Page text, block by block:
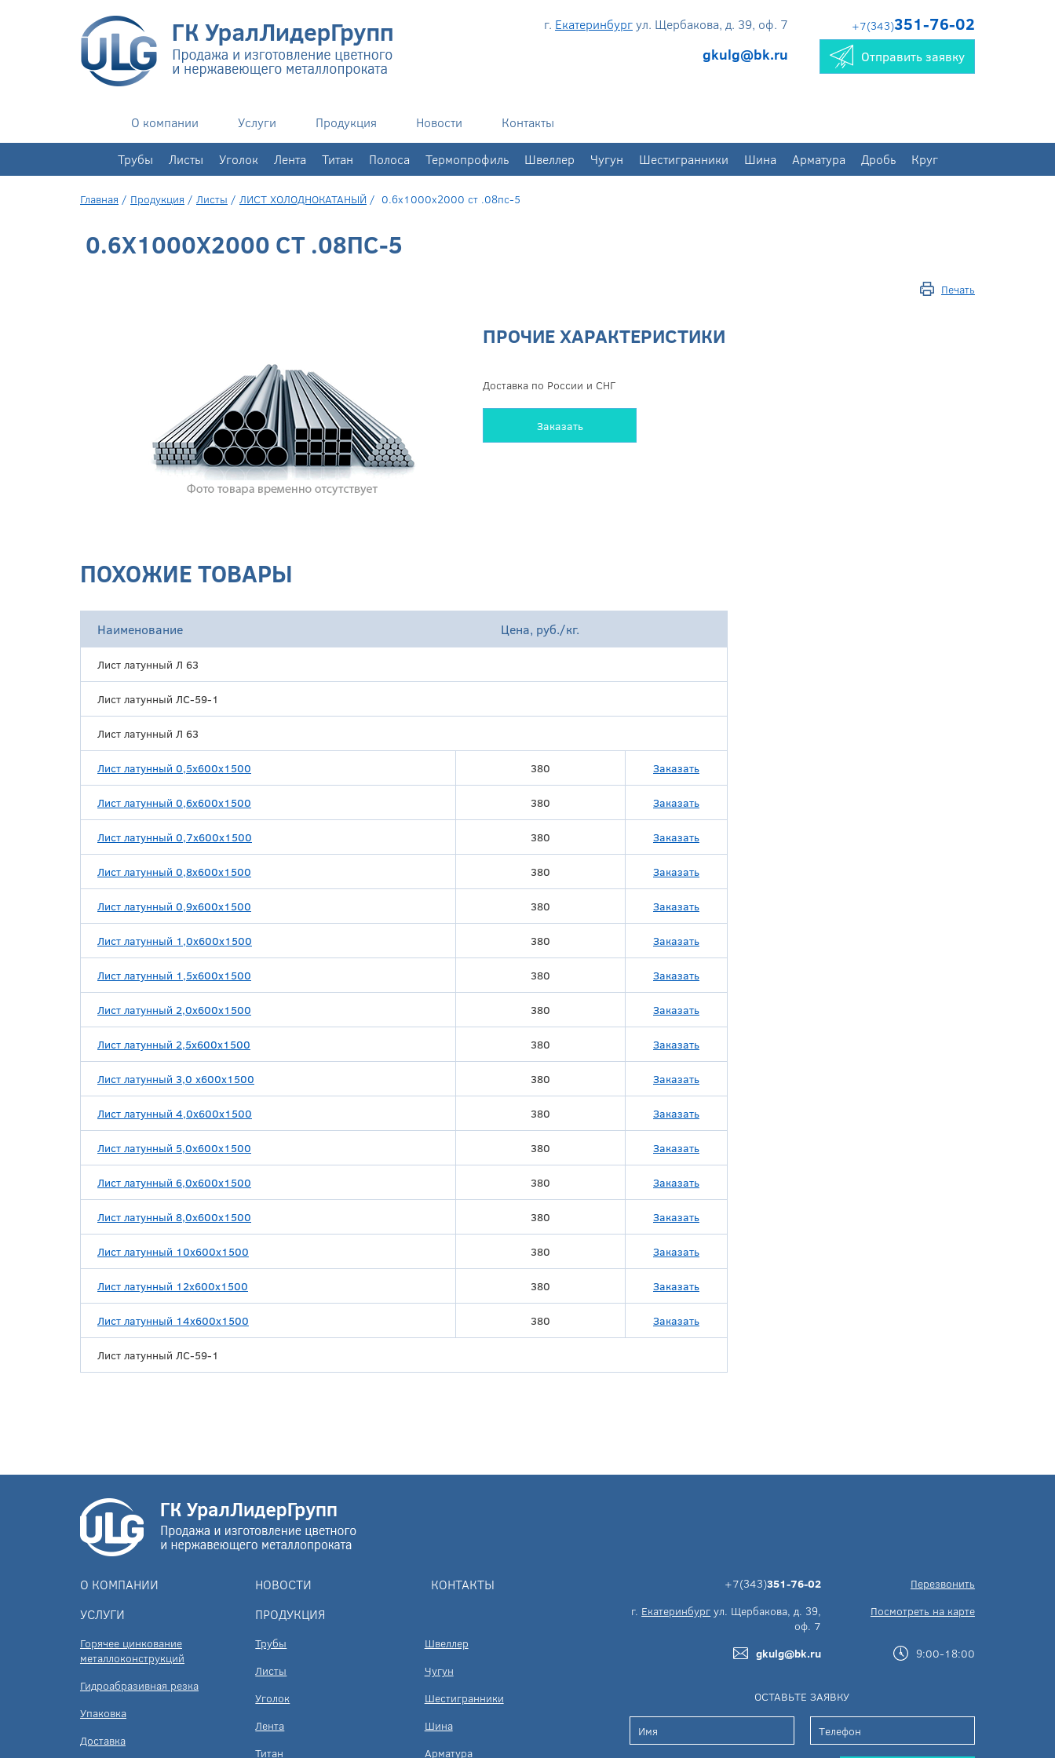
г. Екатеринбургул. Щербакова, д. 39, оф. 7
gkulg@bk.ru
+7(343)351-76-02
Отправить заявку
+7(343)351-76-02
О компании Услуги Продукция Новости Контакты
Трубы Листы Уголок Лента Титан Полоса Термопрофиль Швеллер Чугун Шестигранники Шина Арматура Дробь Круг
Главная / Продукция / Листы / ЛИСТ ХОЛОДНОКАТАНЫЙ / 0.6х1000х2000 ст .08пс-5
0.6Х1000Х2000 СТ .08ПС-5
Печать
ПРОЧИЕ ХАРАКТЕРИСТИКИ
Доставка по России и СНГ
Заказать
ПОХОЖИЕ ТОВАРЫ
Наименование Цена, руб./кг.
Лист латунный Л 63
Лист латунный ЛС-59-1
Лист латунный Л 63
Лист латунный 0,5х600х1500 380 Заказать
Лист латунный 0,6х600х1500 380 Заказать
Лист латунный 0,7х600х1500 380 Заказать
Лист латунный 0,8х600х1500 380 Заказать
Лист латунный 0,9х600х1500 380 Заказать
Лист латунный 1,0х600х1500 380 Заказать
Лист латунный 1,5х600х1500 380 Заказать
Лист латунный 2,0х600х1500 380 Заказать
Лист латунный 2,5х600х1500 380 Заказать
Лист латунный 3,0 х600х1500 380 Заказать
Лист латунный 4,0х600х1500 380 Заказать
Лист латунный 5,0х600х1500 380 Заказать
Лист латунный 6,0х600х1500 380 Заказать
Лист латунный 8,0х600х1500 380 Заказать
Лист латунный 10х600х1500 380 Заказать
Лист латунный 12х600х1500 380 Заказать
Лист латунный 14х600х1500 380 Заказать
Лист латунный ЛС-59-1
О КОМПАНИИ НОВОСТИ
КОНТАКТЫ
УСЛУГИ
Горячее цинкование
металлоконструкций
Гидроабразивная резка
Упаковка
Доставка
ПРОДУКЦИЯ
Трубы
Листы
Уголок
Лента
Титан
Швеллер
Чугун
Шестигранники
Шина
Арматура
+7(343)351-76-02
Перезвонить
г. Екатеринбург ул. Щербакова, д. 39,
оф. 7
Посмотреть на карте
gkulg@bk.ru 9:00-18:00
ОСТАВЬТЕ ЗАЯВКУ